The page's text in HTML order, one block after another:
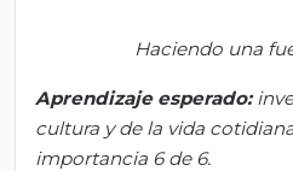
Haciendo una
Aprendizaje esperado: i
cultura y de la vida
importancia 6 de 6.